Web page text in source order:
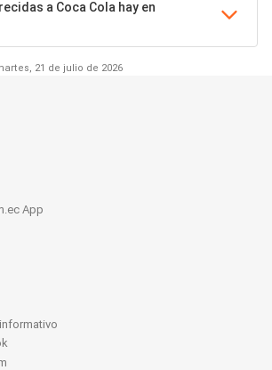
a Coca Cola hay en
21 de julio de 2026
App